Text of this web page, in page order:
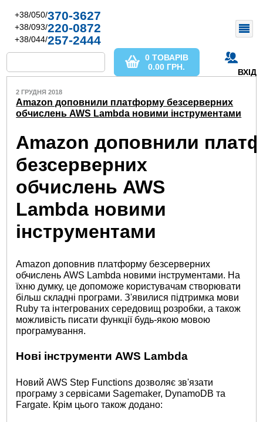
+38/050/370-3627
+38/093/220-0872
+38/044/257-2444
ВХІД
0 ТОВАРІВ
0.00 ГРН.
2 ГРУДНЯ 2018
Amazon доповнили платформу безсерверних
обчислень AWS Lambda новими інструментами
Amazon доповнили
безсерверних
обчислень AWS
Lambda новими
інструментами
Amazon доповнив платформу безсерверних
обчислень AWS Lambda новими інструментами. На
їхню думку, це допоможе користувачам створювати
більш складні програми. З'явилися підтримка мови
Ruby та інтегрованих середовищ розробки, а також
можливість писати функції будь-якою мовою
програмування.
Нові інструменти AWS Lambda
Новий AWS Step Functions дозволяє зв'язати
програму з сервісами Sagemaker, DynamoDB та
Fargate. Крім цього також додано: